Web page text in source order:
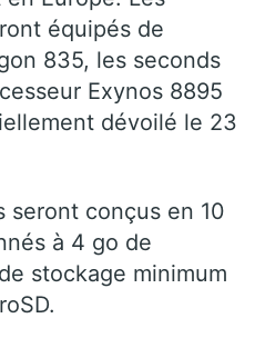
équipés de
835, les seconds
Exynos 8895
dévoilé le 23
seront conçus en 10
à 4 go de
stockage minimum